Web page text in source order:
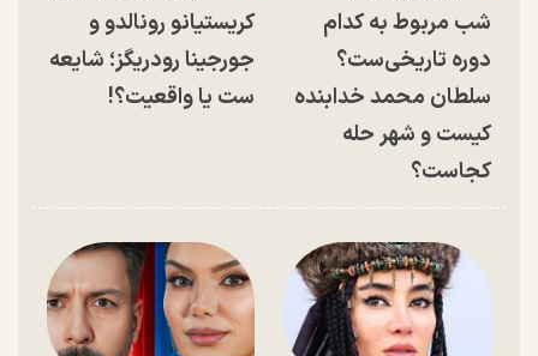
شب مربوط به کدام
دوره تاریخی‌ست؟
سلطان محمد خدابنده
کیست و شهر حله
کجاست؟
کریستیانو رونالدو و
جورجینا رودریگز؛ شایعه
ست یا واقعیت؟!